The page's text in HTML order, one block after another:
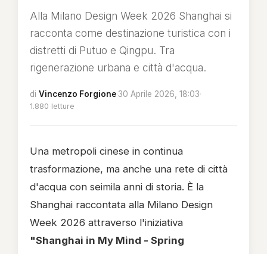
Alla Milano Design Week 2026 Shanghai si
racconta come destinazione turistica con i
distretti di Putuo e Qingpu. Tra
rigenerazione urbana e città d'acqua.
di Vincenzo Forgione·30 Aprile 2026, 18:03·
1.880 letture
Una metropoli cinese in continua
trasformazione, ma anche una rete di città
d'acqua con seimila anni di storia. È la
Shanghai raccontata alla Milano Design
Week 2026 attraverso l'iniziativa
"Shanghai in My Mind - Spring